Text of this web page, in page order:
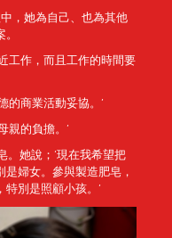
，她為自己、也為其他
工作，而且工作的時間要
的商業活動妥協。’
親的負擔。’
。她說；‘現在我希望把
婦女。參與製造肥皂，
別是照顧小孩。’